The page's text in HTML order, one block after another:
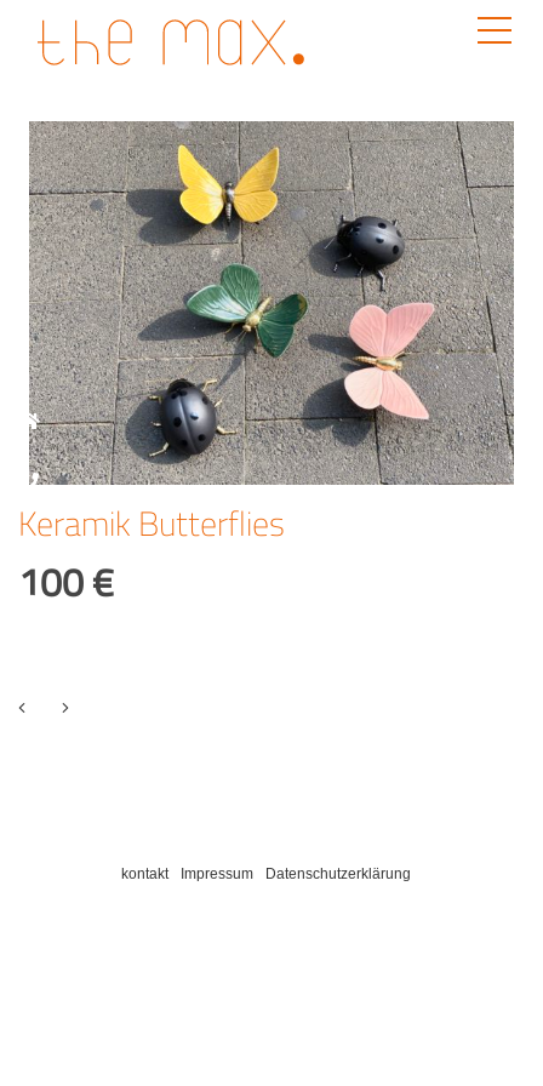
Keramik Butterflies
100 €
kontakt Impressum Datenschutzerklärung